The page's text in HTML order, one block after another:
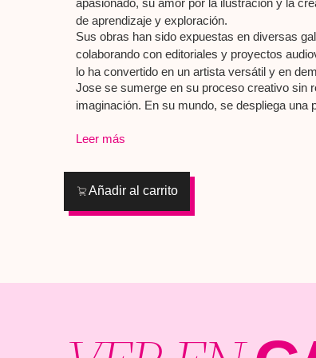
apasionado, su amor por la ilustración y la
de aprendizaje y exploración.
Sus obras han sido expuestas en diversas
colaborando con editoriales y proyectos
lo ha convertido en un artista versátil y en
Jose se sumerge en su proceso creativo sin
imaginación. En su mundo, se despliega una
Carcavilla, a través de su arte, nos invita a
Leer más
Añadir al carrito